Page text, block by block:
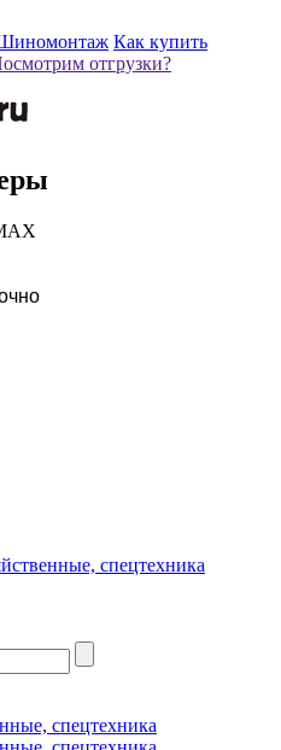
Как купить
отгрузки?
спецтехника
спецтехника